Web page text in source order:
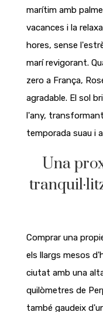
marítim amb
vacances i la
hores, sense
marí revigorant.
zero a França,
agradable. El sol
l'any,
temporada suau i
Una
Comprar una
els llargs mesos
ciutat amb una
quilòmetres de
també gaudeix